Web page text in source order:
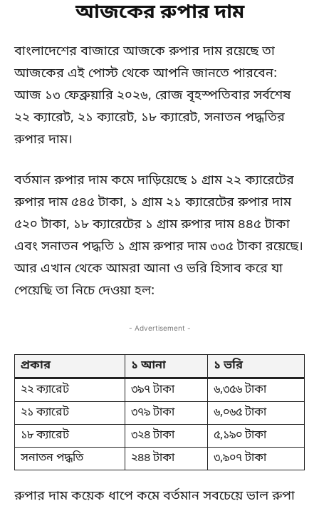
আজকের রুপার দাম
বাংলাদেশের বাজারে আজকে রুপার দাম রয়েছে তা
আজকের এই পোস্ট থেকে আপনি জানতে পারবেন:
আজ ১৩ ফেব্রুয়ারি ২০২৬, রোজ বৃহস্পতিবার সর্বশেষ
২২ ক্যারেট, ২১ ক্যারেট, ১৮ ক্যারেট, সনাতন পদ্ধতির
রুপার দাম।
বর্তমান রুপার দাম কমে দাড়িয়েছে ১ গ্রাম ২২ ক্যারেটের
রুপার দাম ৫৪৫ টাকা, ১ গ্রাম ২১ ক্যারেটের রুপার দাম
৫২০ টাকা, ১৮ ক্যারেটের ১ গ্রাম রুপার দাম ৪৪৫ টাকা
এবং সনাতন পদ্ধতি ১ গ্রাম রুপার দাম ৩৩৫ টাকা রয়েছে।
আর এখান থেকে আমরা আনা ও ভরি হিসাব করে যা
পেয়েছি তা নিচে দেওয়া হল:
- Advertisement -
প্রকার ১ আনা
১ ভরি
২২ ক্যারেট
৩৯৭ টাকা
৬,৩৫৬ টাকা
২১ ক্যারেট
৩৭৯ টাকা
৬,০৬৫ টাকা
১৮ ক্যারেট
৩২৪ টাকা
৫,১৯০ টাকা
সনাতন পদ্ধতি
২৪৪ টাকা ৩,৯০৭ টাকা
রুপার দাম কয়েক ধাপে কমে বর্তমান সবচেয়ে ভাল রুপা